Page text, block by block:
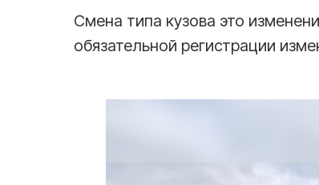
Смена типа кузова это
обязательной регистрации